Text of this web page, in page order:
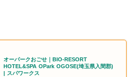
オーパークおごせ｜BIO-RESORT
HOTEL&SPA OPark OGOSE(埼玉県入間郡)
| スパワークス